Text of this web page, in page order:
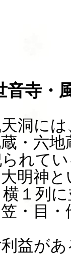
寺・
洞に
・六
れて
明神と
１列
・目
益があ